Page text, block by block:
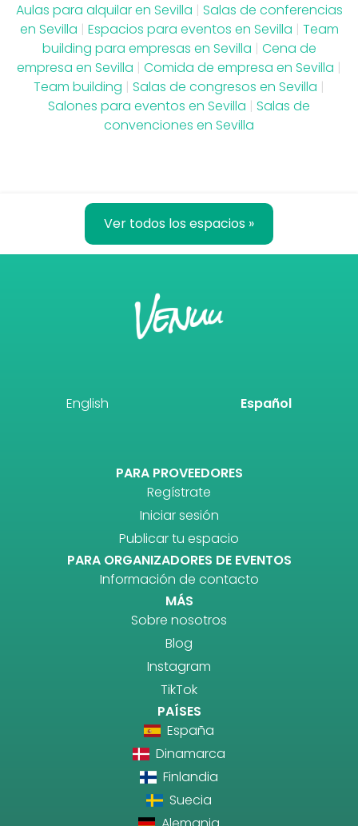
Aulas para alquilar en Sevilla | Salas de conferencias
en Sevilla | Espacios para eventos en Sevilla | Team
building para empresas en Sevilla | Cena de
empresa en Sevilla | Comida de empresa en Sevilla |
Team building | Salas de congresos en Sevilla |
Salones para eventos en Sevilla | Salas de
convenciones en Sevilla
Ver todos los espacios »
English Español
PARA PROVEEDORES
Regístrate
Iniciar sesión
Publicar tu espacio
PARA ORGANIZADORES DE EVENTOS
Información de contacto
MÁS
Sobre nosotros
Blog
Instagram
TikTok
PAÍSES
España
Dinamarca
Finlandia
Suecia